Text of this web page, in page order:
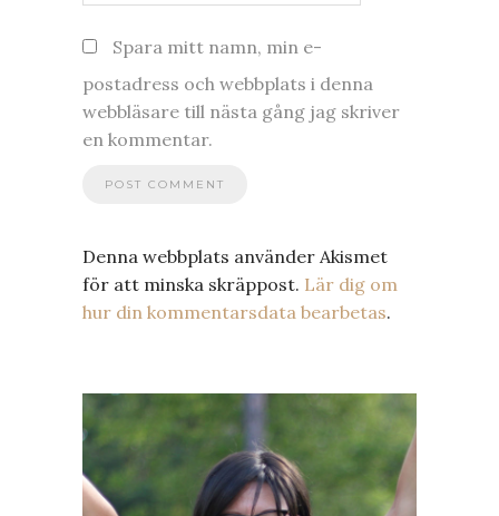
Spara mitt namn, min e-
postadress och webbplats i denna
webbläsare till nästa gång jag skriver
en kommentar.
Denna webbplats använder Akismet
för att minska skräppost. Lär dig om
hur din kommentarsdata bearbetas.